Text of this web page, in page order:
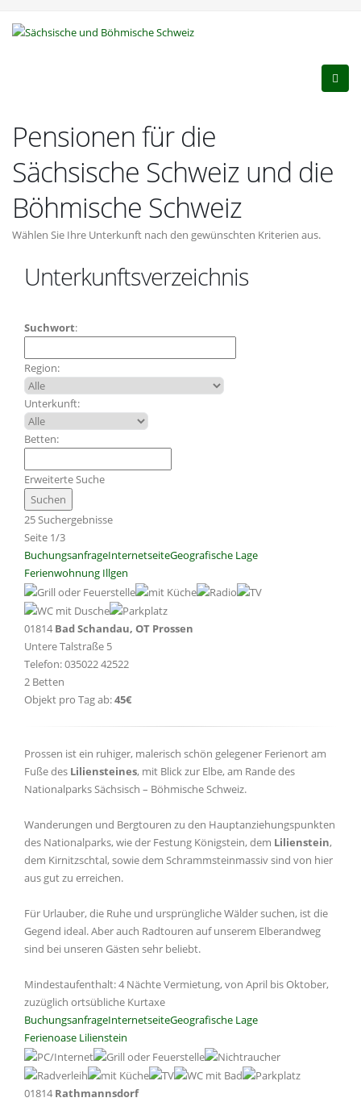
Pensionen für die
Sächsische Schweiz und die
Böhmische Schweiz
Wählen Sie Ihre Unterkunft nach den gewünschten Kriterien aus.
Unterkunftsverzeichnis
Suchwort:
Region:
Unterkunft:
Betten:
Erweiterte Suche
25 Suchergebnisse
Seite 1/3
BuchungsanfrageInternetseiteGeografische Lage
Ferienwohnung Illgen
01814 Bad Schandau, OT Prossen
Untere Talstraße 5
Telefon: 035022 42522
2 Betten
Objekt pro Tag ab:45€
Prossen ist ein ruhiger, malerisch schön gelegener Ferienort am
Fuße des Liliensteines, mit Blick zur Elbe, am Rande des
Nationalparks Sächsisch – Böhmische Schweiz.
Wanderungen und Bergtouren zu den Hauptanziehungspunkten
des Nationalparks, wie der Festung Königstein, dem Lilienstein,
dem Kirnitzschtal, sowie dem Schrammsteinmassiv sind von hier
aus gut zu erreichen.
Für Urlauber, die Ruhe und ursprüngliche Wälder suchen, ist die
Gegend ideal. Aber auch Radtouren auf unserem Elberandweg
sind bei unseren Gästen sehr beliebt.
Mindestaufenthalt: 4 Nächte Vermietung, von April bis Oktober,
zuzüglich ortsübliche Kurtaxe
BuchungsanfrageInternetseiteGeografische Lage
Ferienoase Lilienstein
01814 Rathmannsdorf